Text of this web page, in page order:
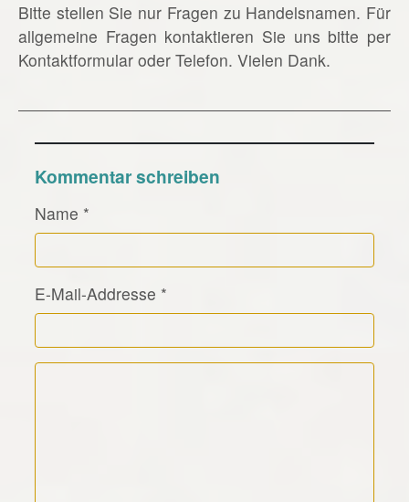
Bitte stellen Sie nur Fragen zu Handelsnamen. Für
allgemeine Fragen kontaktieren Sie uns bitte per
Kontaktformular oder Telefon. Vielen Dank.
Kommentar schreiben
Name *
E-Mail-Addresse *
Kommentar Text